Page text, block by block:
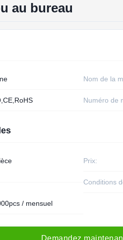
au bureau
Nom de la
Numéro de
Prix:
Conditions
/ mensuel
Demandez maintenan